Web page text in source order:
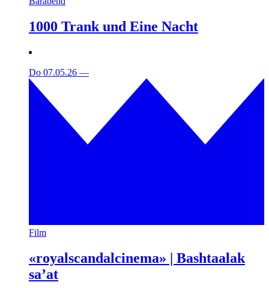
1000 Trank und Eine Nacht
Do 07.05.26 —
Film
«royalscandalcinema» | Bashtaalak
sa’at